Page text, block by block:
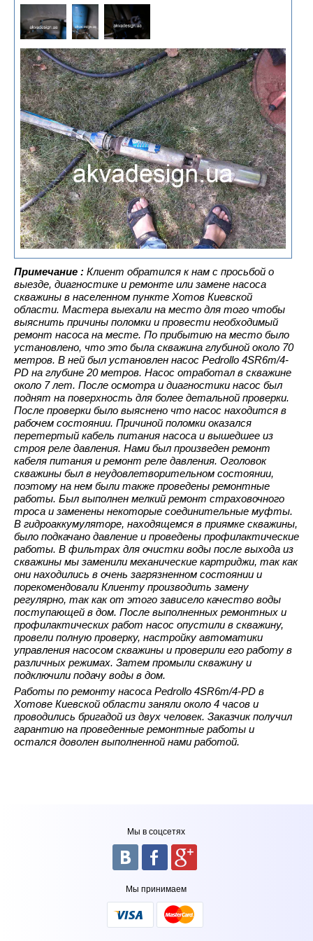
Примечание : Клиент обратился к нам с просьбой о
выезде, диагностике и ремонте или замене насоса
скважины в населенном пункте Хотов Киевской
области. Мастера выехали на место для того чтобы
выяснить причины поломки и провести необходимый
ремонт насоса на месте. По прибытию на место было
установлено, что это была скважина глубиной около 70
метров. В ней был установлен насос Pedrollo 4SR6m/4-
PD на глубине 20 метров. Насос отработал в скважине
около 7 лет. После осмотра и диагностики насос был
поднят на поверхность для более детальной проверки.
После проверки было выяснено что насос находится в
рабочем состоянии. Причиной поломки оказался
перетертый кабель питания насоса и вышедшее из
строя реле давления. Нами был произведен ремонт
кабеля питания и ремонт реле давления. Оголовок
скважины был в неудовлетворительном состоянии,
поэтому на нем были также проведены ремонтные
работы. Был выполнен мелкий ремонт страховочного
троса и заменены некоторые соединительные муфты.
В гидроаккумуляторе, находящемся в приямке скважины,
было подкачано давление и проведены профилактические
работы. В фильтрах для очистки воды после выхода из
скважины мы заменили механические картриджи, так как
они находились в очень загрязненном состоянии и
порекомендовали Клиенту производить замену
регулярно, так как от этого зависело качество воды
поступающей в дом. После выполненных ремонтных и
профилактических работ насос опустили в скважину,
провели полную проверку, настройку автоматики
управления насосом скважины и проверили его работу в
различных режимах. Затем промыли скважину и
подключили подачу воды в дом.
Работы по ремонту насоса Pedrollo 4SR6m/4-PD в
Хотове Киевской области заняли около 4 часов и
проводились бригадой из двух человек. Заказчик получил
гарантию на проведенные ремонтные работы и
остался доволен выполненной нами работой.
Мы в соцсетях
Мы принимаем